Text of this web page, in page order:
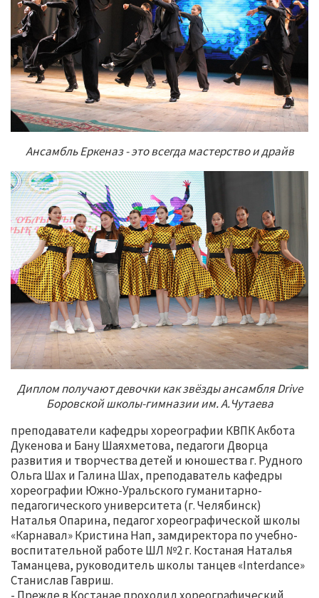
Ансамбль Еркеназ - это всегда мастерство и драйв
Диплом получают девочки как звёзды ансамбля Drive
Боровской школы-гимназии им. А.Чутаева
преподаватели кафедры хореографии КВПК Акбота
Дукенова и Бану Шаяхметова, педагоги Дворца
развития и творчества детей и юношества г. Рудного
Ольга Шах и Галина Шах, преподаватель кафедры
хореографии Южно-Уральского гуманитарно-
педагогического университета (г. Челябинск)
Наталья Опарина, педагог хореографической школы
«Карнавал» Кристина Нап, замдиректора по учебно-
воспитательной работе ШЛ №2 г. Костаная Наталья
Таманцева, руководитель школы танцев «Interdance»
Станислав Гавриш.